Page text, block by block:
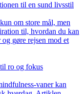
til en sund livsstil
om store mål, men
til, hvordan du kan
gøre rejsen mod et
ro og fokus
vaner kan